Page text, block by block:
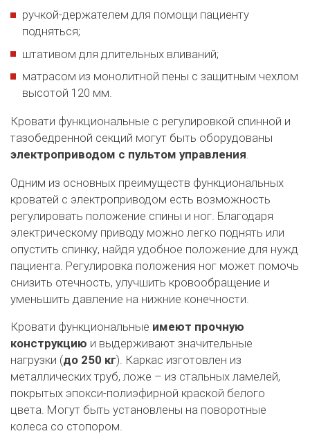
ручкой-держателем для помощи пациенту
подняться;
штативом для длительных вливаний;
матрасом из монолитной пены с защитным чехлом
высотой 120 мм.
Кровати функциональные с регулировкой спинной и
тазобедренной секций могут быть оборудованы
электроприводом с пультом управления
Одним из основных преимуществ функциональных
кроватей с электроприводом есть возможность
регулировать положение спины и ног. Благодаря
электрическому приводу можно легко поднять или
опустить спинку, найдя удобное положение для нужд
пациента. Регулировка положения ног может помочь
снизить отечность, улучшить кровообращение и
уменьшить давление на нижние конечности.
Кровати функциональные имеют прочную
конструкцию и выдерживают значительные
нагрузки (до 250 кг). Каркас изготовлен из
металлических труб, ложе – из стальных ламелей,
покрытых эпокси-полиэфирной краской белого
цвета. Могут быть установлены на поворотные
колеса со стопором.